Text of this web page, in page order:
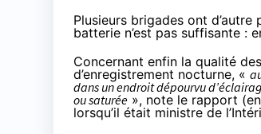
Plusieurs brigades ont
batterie n’est pas suffisante :
Concernant enfin la qualité
d’enregistrement nocturne, «
dans un endroit dépourvu
ou saturée », note le rapport
lorsqu’il était ministre de